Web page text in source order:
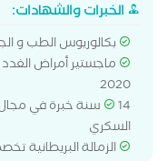
الخبرات والشهادات:
بكالوريوس الطب و
ماجستير أمراض
2020
14 سنة خبرة في
السكري
الزمالة البريطانية